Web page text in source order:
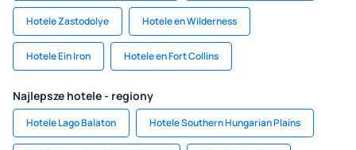
Hotele Zastodolye Hotele en Wilderness
Hotele Ein Iron Hotele en Fort Collins
Najlepsze hotele - regiony
Hotele Lago Balaton Hotele Southern Hungarian Plains